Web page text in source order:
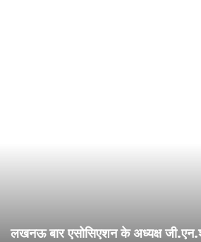
लखनऊ बार एसोसिएशन के अध्यक्ष